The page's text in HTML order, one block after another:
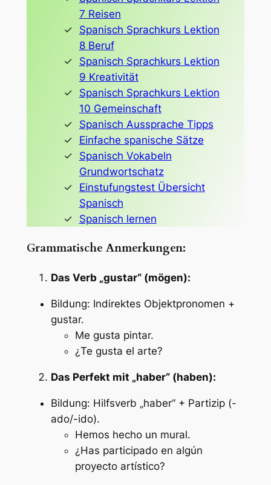
7 Reisen
Spanisch Sprachkurs Lektion
8 Beruf
Spanisch Sprachkurs Lektion
9 Kreativität
Spanisch Sprachkurs Lektion
10 Gemeinschaft
Spanisch Aussprache Tipps
Einfache spanische Sätze
Spanisch Vokabeln
Grundwortschatz
Einstufungstest Übersicht
Spanisch
Spanisch lernen
Grammatische Anmerkungen:
Das Verb „gustar“ (mögen):
Bildung: Indirektes Objektpronomen +
gustar.
Me gusta pintar.
¿Te gusta el arte?
Das Perfekt mit „haber“ (haben):
Bildung: Hilfsverb „haber“ + Partizip (-
ado/-ido).
Hemos hecho un mural.
¿Has participado en algún
proyecto artístico?